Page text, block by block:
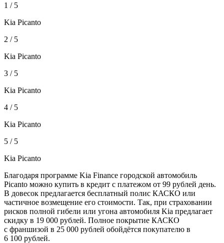
1 / 5
Kia Picanto
2 / 5
Kia Picanto
3 / 5
Kia Picanto
4 / 5
Kia Picanto
5 / 5
Kia Picanto
Благодаря программе Kia Finance городской автомобиль
Picanto можно купить в кредит с платежом от 99 рублей день.
В довесок предлагается бесплатный полис КАСКО или
частичное возмещение его стоимости. Так, при страховании
рисков полной гибели или угона автомобиля Kia предлагает
скидку в 19 000 рублей. Полное покрытие КАСКО
с франшизой в 25 000 рублей обойдётся покупателю в
6 100 рублей.